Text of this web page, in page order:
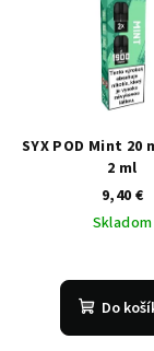
SYX POD Mint 20
2 ml
9,40 €
Skladom
Do